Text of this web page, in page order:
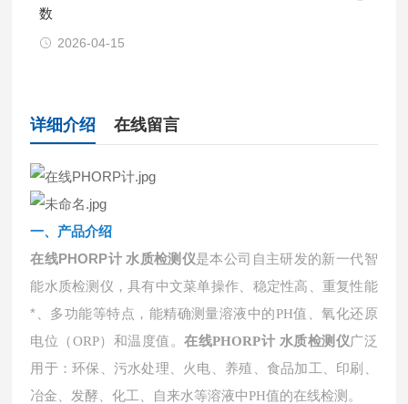
数
2026-04-15
详细介绍 在线留言
一、 产品介绍
在线PHORP计 水质检测仪是本公司自主研发的新一代智
能水质检测仪，具有中文菜单操作、稳定性高、重复性能
*、多功能等特点，能精确测量溶液中的PH值、氧化还原
电位（ORP）和温度值。在线PHORP计 水质检测仪广泛
用于：环保、污水处理、火电、养殖、食品加工、印刷、
冶金、发酵、化工、自来水等溶液中PH值的在线检测。